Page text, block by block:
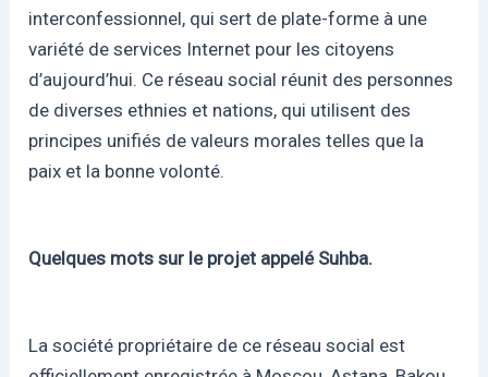
interconfessionnel, qui sert de plate-forme à une
variété de services Internet pour les citoyens
d’aujourd’hui. Ce réseau social réunit des personnes
de diverses ethnies et nations, qui utilisent des
principes unifiés de valeurs morales telles que la
paix et la bonne volonté.
Quelques mots sur le projet appelé Suhba.
La société propriétaire de ce réseau social est